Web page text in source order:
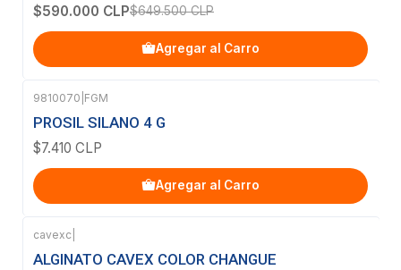
$590.000 CLP$649.500 CLP
Agregar al Carro
9810070 FGM
PROSIL SILANO 4 G
$7.410 CLP
Agregar al Carro
Agotado
cavexc
ALGINATO CAVEX COLOR CHANGUE